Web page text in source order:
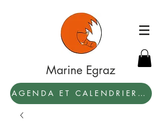
Marine Egraz
AGENDA ET CALENDRIER 2027: PAR ICI !